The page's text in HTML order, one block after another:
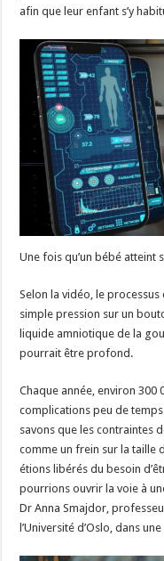
afin que leur enfant s’y
Une fois qu’un bébé atteint
Selon la vidéo, le processus
simple pression sur un
liquide amniotique de la
pourrait être profond.
Chaque année, environ
complications peu de temps
savons que les contraintes
comme un frein sur la taille
étions libérés du besoin
pourrions ouvrir la voie à
Dr Anna Smajdor,
l’Université d’Oslo, dans